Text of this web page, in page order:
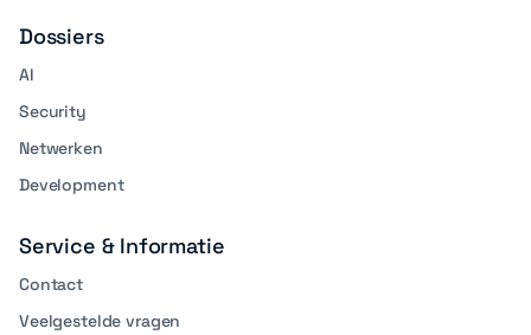
Dossiers
AI
Security
Netwerken
Development
Service & Informatie
Contact
Veelgestelde vragen